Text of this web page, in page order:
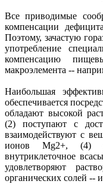
Все приводимые
компенсации
Поэтому, зачастую
употребление
компенсацию
макроэлемента --
Наибольшая
обеспечивается
обладают высокой
(2) поступают с
взаимодействуют с
ионов Mg2+, (4)
внутриклеточное
удовлетворяют
органических солей --